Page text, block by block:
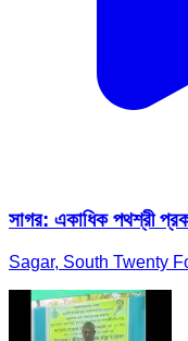
সাগর: একাধিক পথশ্রী
Sagar, South Twenty